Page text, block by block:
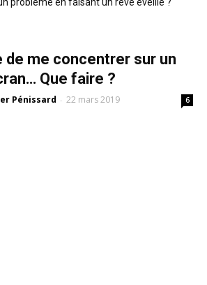
de me concentrer sur un
Que faire ?
Pénissard - 22 mars 2019 6